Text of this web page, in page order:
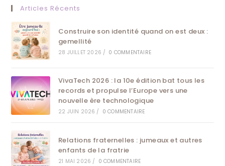
Frédéric
Anton
Articles Récents
Construire son identité quand on est deux :
gemellité
28 JUILLET 2026 / 0 COMMENTAIRE
VivaTech 2026 : la 10e édition bat tous les
records et propulse l’Europe vers une
nouvelle ère technologique
22 JUIN 2026 / 0 COMMENTAIRE
Relations fraternelles : jumeaux et autres
enfants de la fratrie
21 MAI 2026 / 0 COMMENTAIRE